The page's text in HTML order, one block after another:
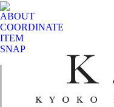
ABOUT
COORDINATE
ITEM
SNAP